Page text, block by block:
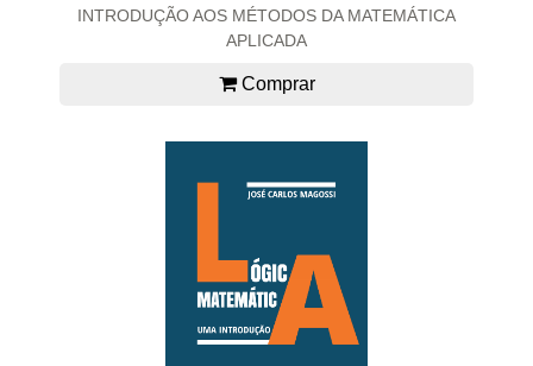
INTRODUÇÃO AOS MÉTODOS DA MATEMÁTICA
APLICADA
Comprar